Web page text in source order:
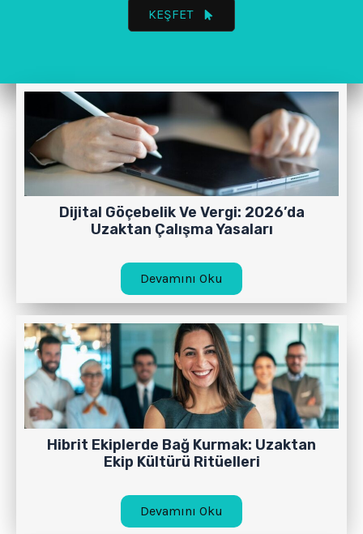
KEŞFET
Dijital Göçebelik Ve Vergi: 2026’da
Uzaktan Çalışma Yasaları
Devamını Oku
Hibrit Ekiplerde Bağ Kurmak: Uzaktan
Ekip Kültürü Ritüelleri
Devamını Oku